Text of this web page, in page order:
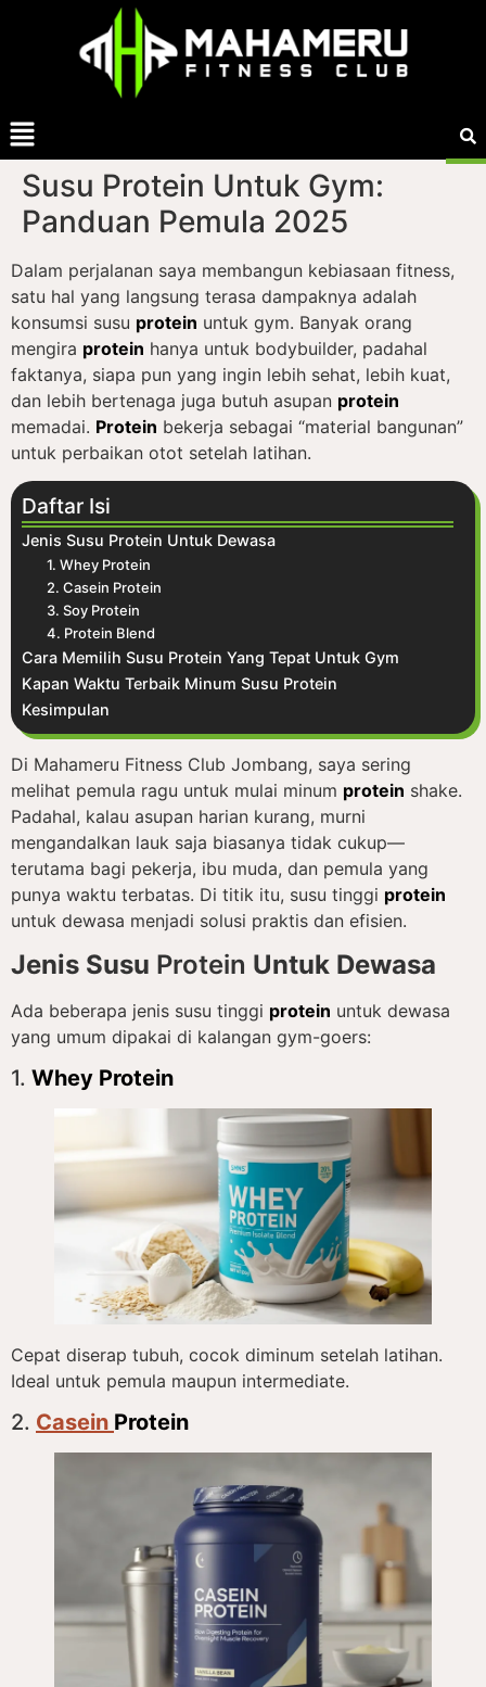
Susu Protein Untuk Gym:
Panduan Pemula 2025
Dalam perjalanan saya membangun kebiasaan fitness,
satu hal yang langsung terasa dampaknya adalah
konsumsi susu protein untuk gym. Banyak orang
mengira protein hanya untuk bodybuilder, padahal
faktanya, siapa pun yang ingin lebih sehat, lebih kuat,
dan lebih bertenaga juga butuh asupan protein
memadai. Protein bekerja sebagai “material bangunan”
untuk perbaikan otot setelah latihan.
Daftar Isi
Jenis Susu Protein Untuk Dewasa
1. Whey Protein
2. Casein Protein
3. Soy Protein
4. Protein Blend
Cara Memilih Susu Protein Yang Tepat Untuk Gym
Kapan Waktu Terbaik Minum Susu Protein
Kesimpulan
Di Mahameru Fitness Club Jombang, saya sering
melihat pemula ragu untuk mulai minum protein shake.
Padahal, kalau asupan harian kurang, murni
mengandalkan lauk saja biasanya tidak cukup—
terutama bagi pekerja, ibu muda, dan pemula yang
punya waktu terbatas. Di titik itu, susu tinggi protein
untuk dewasa menjadi solusi praktis dan efisien.
Jenis Susu Protein Untuk Dewasa
Ada beberapa jenis susu tinggi protein untuk dewasa
yang umum dipakai di kalangan gym-goers:
1. Whey Protein
Cepat diserap tubuh, cocok diminum setelah latihan.
Ideal untuk pemula maupun intermediate.
2. Casein Protein